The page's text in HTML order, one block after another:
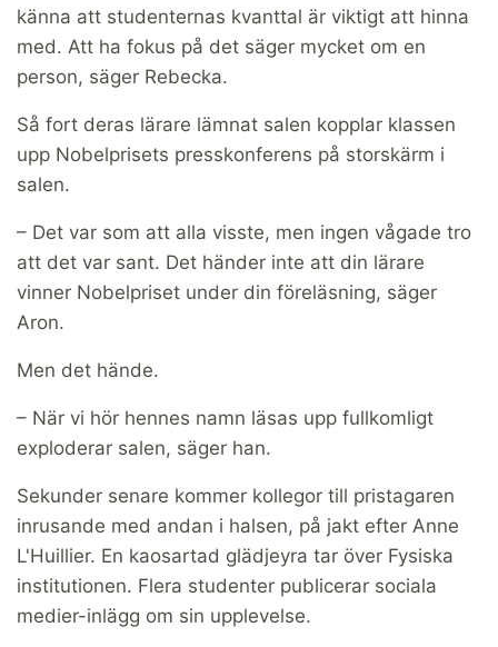
känna att studenternas kvanttal är viktigt att hinna
med. Att ha fokus på det säger mycket om en
person, säger Rebecka.
Så fort deras lärare lämnat salen kopplar klassen
upp Nobelprisets presskonferens på storskärm i
salen.
– Det var som att alla visste, men ingen vågade tro
att det var sant. Det händer inte att din lärare
vinner Nobelpriset under din föreläsning, säger
Aron.
Men det hände.
– När vi hör hennes namn läsas upp fullkomligt
exploderar salen, säger han.
Sekunder senare kommer kollegor till pristagaren
inrusande med andan i halsen, på jakt efter Anne
L'Huillier. En kaosartad glädjeyra tar över Fysiska
institutionen. Flera studenter publicerar sociala
medier-inlägg om sin upplevelse.